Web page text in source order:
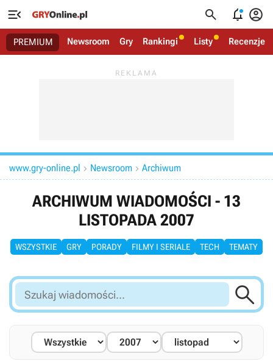
   
PREMIUM Newsroom Gry Rankingi Listy Recenzje
www.gry-online.pl  Newsroom  Archiwum
ARCHIWUM WIADOMOŚCI - 13
LISTOPADA 2007
WSZYSTKIE GRY PORADY FILMY I SERIALE TECH TEMATY
Szukaj
wiadomości...
